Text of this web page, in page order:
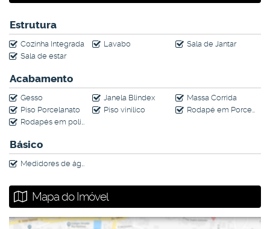
Estrutura
Cozinha Integrada Lavabo
Sala de Jantar
Sala de estar
Acabamento
Gesso Janela Blindex
Massa Corrida
Piso Porcelanato
Piso vinilico
Rodapé em Porcelanato
Rodapés em poliestireno
Básico
Medidores de água, luz e gás individuais
Mapa do Imóvel